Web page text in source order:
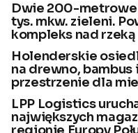
Dwie 200-metrowe
tys. mkw. zieleni.
kompleks nad rzeką
Holenderskie
na drewno, bambus
przestrzenie dla
LPP Logistics
największych